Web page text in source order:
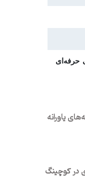
حرفه‌ای
یاورانه
در کوچینگ